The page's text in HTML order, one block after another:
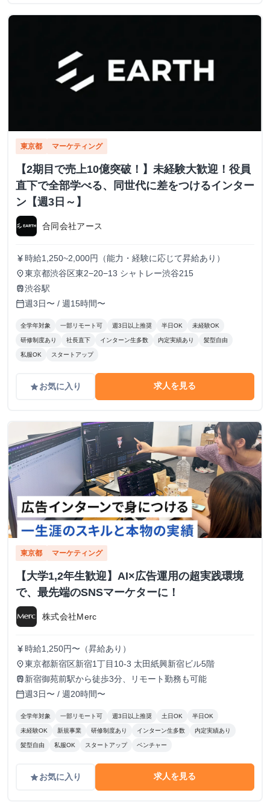
東京都 マーケティング
【2期目で売上10億突破！】未経験大歓迎！役員
直下で全部学べる、同世代に差をつけるインター
ン【週3日～】
合同会社アース
currency_yen 時給1,250~2,000円（能力・経験に応じて昇給あり）
place東京都渋谷区東2−20−13 シャトレー渋谷215
train渋谷駅
calendar_today週3日〜 / 週15時間〜
全学年対象 一部リモート可 週3日以上推奨 半日OK 未経験OK
研修制度あり 社長直下 インターン生多数 内定実績あり 髪型自由
私服OK スタートアップ
gradeお気に入り 求人を見る
東京都 マーケティング
【大学1,2年生歓迎】AI×広告運用の超実践環境
で、最先端のSNSマーケターに！
株式会社Merc
currency_yen 時給1,250円〜（昇給あり）
place東京都新宿区新宿1丁目10-3 太田紙興新宿ビル5階
train 新宿御苑前駅から徒歩3分、リモート勤務も可能
calendar_today週3日〜 / 週20時間〜
全学年対象 一部リモート可 週3日以上推奨 土日OK 半日OK
未経験OK 新規事業 研修制度あり インターン生多数 内定実績あり
髪型自由 私服OK スタートアップ ベンチャー
gradeお気に入り 求人を見る